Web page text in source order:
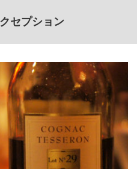
セプション